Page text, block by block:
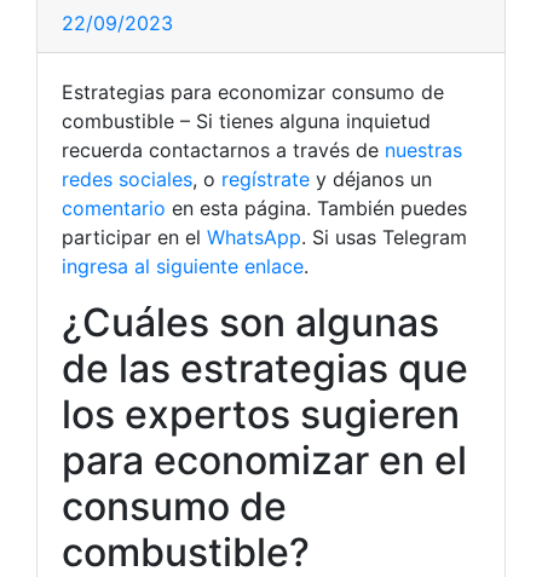
22/09/2023
Estrategias para economizar consumo de
combustible – Si tienes alguna inquietud
recuerda contactarnos a través de nuestras
redes sociales, o regístrate y déjanos un
comentario en esta página. También puedes
participar en el WhatsApp. Si usas Telegram
ingresa al siguiente enlace.
¿Cuáles son algunas
de las estrategias que
los expertos sugieren
para economizar en el
consumo de
combustible?